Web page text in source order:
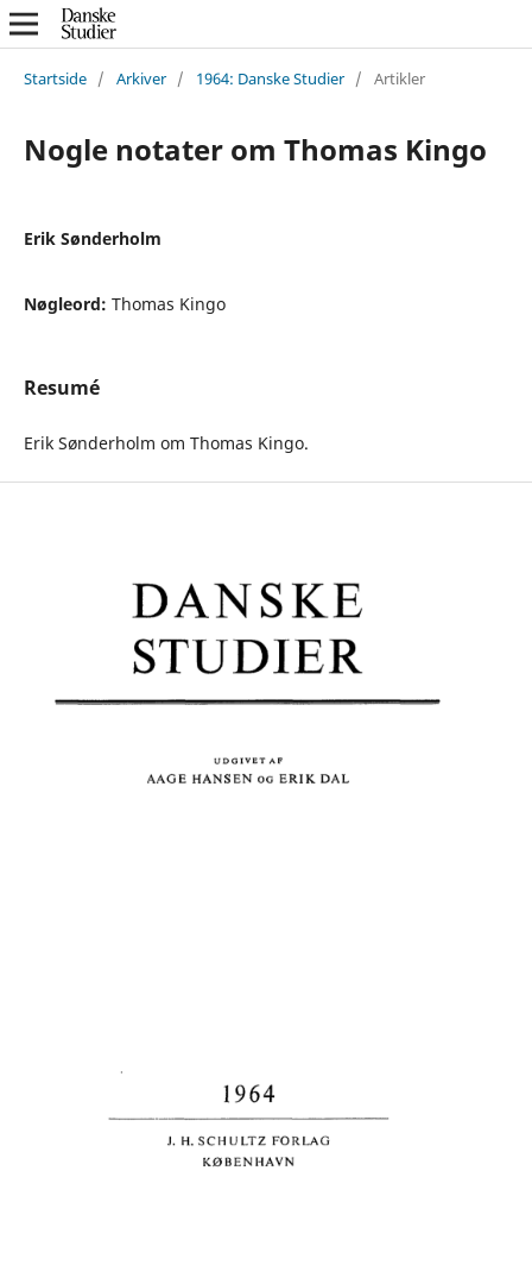
Startside / Arkiver / 1964: Danske Studier / Artikler
Nogle notater om Thomas Kingo
Erik Sønderholm
Nøgleord: Thomas Kingo
Resumé
Erik Sønderholm om Thomas Kingo.